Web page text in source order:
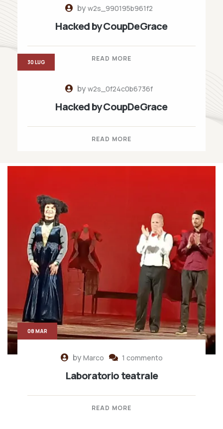
byw2s_990195b961f2
Hacked by CoupDeGrace
READ MORE
byw2s_0f24c0b6736f
Hacked by CoupDeGrace
READ MORE
30 LUG
byMarco 1 commento
Laboratorio teatrale
READ MORE
08 MAR